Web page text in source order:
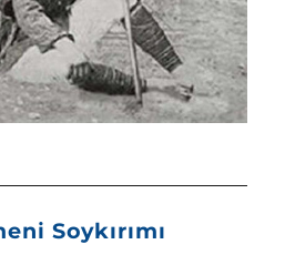
Soykırımı